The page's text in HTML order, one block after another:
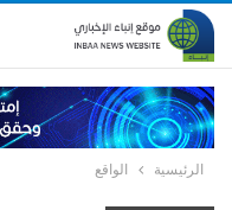
الرئيسية الواقع